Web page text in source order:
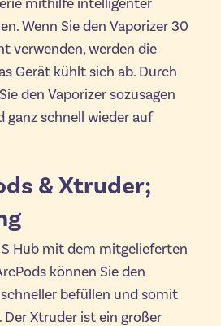
Wenn Sie den Vaporizer 30
verwenden, werden die
Gerät kühlt sich ab. Durch
den Vaporizer sozusagen
ganz schnell wieder auf
& Xtruder;
S Hub mit dem mitgelieferten
können Sie den
befüllen und somit
Xtruder ist ein großer